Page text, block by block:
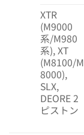
XTR
(M9000
系/M980
系), XT
(M8100/M
8000),
SLX,
DEORE 2
ピストン